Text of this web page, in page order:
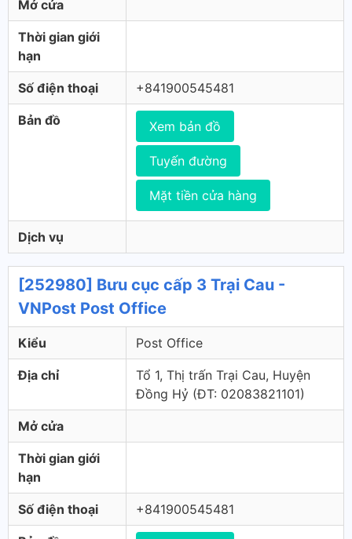
Mở cửa
Thời gian giới
hạn
Số điện thoại +841900545481
Bản đồ Xem bản đồ
Tuyến đường
Mặt tiền cửa hàng
Dịch vụ
[252980] Bưu cục cấp 3 Trại Cau -
VNPost Post Office
Kiểu Post Office
Địa chỉ
Tổ 1, Thị trấn Trại Cau, Huyện
Đồng Hỷ (ÐT: 02083821101)
Mở cửa
Thời gian giới
hạn
Số điện thoại +841900545481